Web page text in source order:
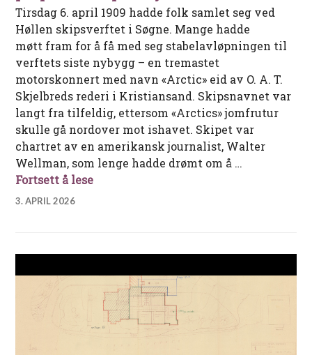
Tirsdag 6. april 1909 hadde folk samlet seg ved
Høllen skipsverftet i Søgne. Mange hadde
møtt fram for å få med seg stabelavløpningen til
verftets siste nybygg – en tremastet
motorskonnert med navn «Arctic» eid av O. A. T.
Skjelbreds rederi i Kristiansand. Skipsnavnet var
langt fra tilfeldig, ettersom «Arctics» jomfrutur
skulle gå nordover mot ishavet. Skipet var
chartret av en amerikansk journalist, Walter
Wellman, som lenge hadde drømt om å …
Fortsett å leseMed «Arctic» og Walter Wellman på
3. APRIL 2026